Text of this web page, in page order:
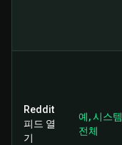
Reddit
피드 열
기
예, 시스템
전체